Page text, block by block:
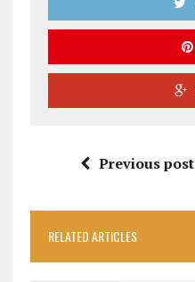
Previous post
RELATED ARTICLES